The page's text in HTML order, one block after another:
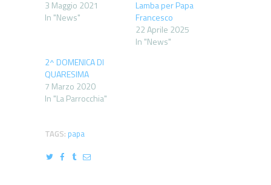
3 Maggio 2021
In "News"
Lamba per Papa
Francesco
22 Aprile 2025
In "News"
2^ DOMENICA DI
QUARESIMA
7 Marzo 2020
In "La Parrocchia"
TAGS: papa